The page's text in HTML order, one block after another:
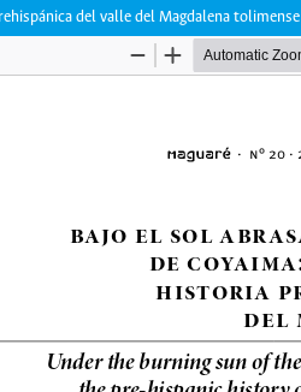
del valle del Magdalena tolimense